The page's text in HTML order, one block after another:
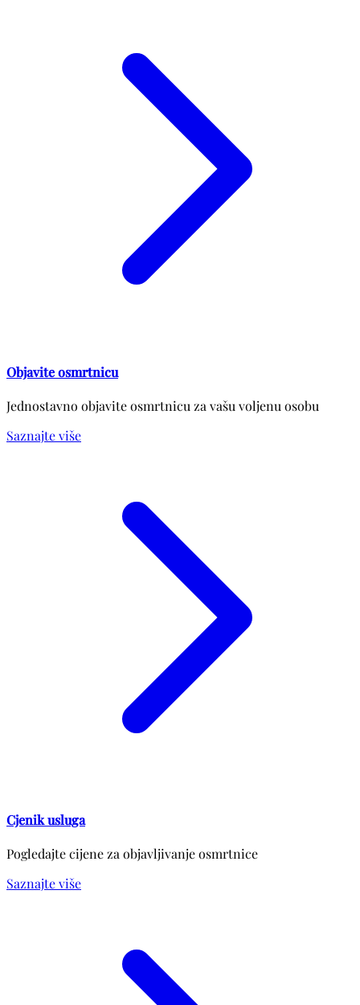
Objavite osmrtnicu
Jednostavno objavite osmrtnicu za vašu voljenu osobu
Saznajte više
Cjenik usluga
Pogledajte cijene za objavljivanje osmrtnice
Saznajte više